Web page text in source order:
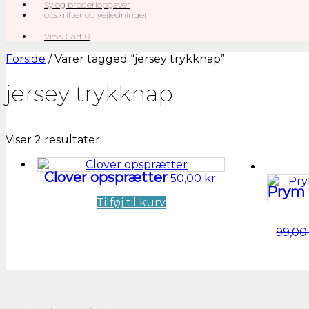
Sy og broderiopgaver
opskrifter og vejledninger
View
cart
View Cart 0
Forside / Varer tagged “jersey trykknap”
jersey trykknap
Viser 2 resultaterSorteret
seneste
Clover opsprætter 50,00 kr.
Tilføj til kurv
Prym